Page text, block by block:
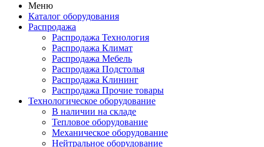
Меню
Каталог оборудования
Распродажа
Распродажа Технология
Распродажа Климат
Распродажа Мебель
Распродажа Подстолья
Распродажа Клининг
Распродажа Прочие товары
Технологическое оборудование
В наличии на складе
Тепловое оборудование
Механическое оборудование
Нейтральное оборудование